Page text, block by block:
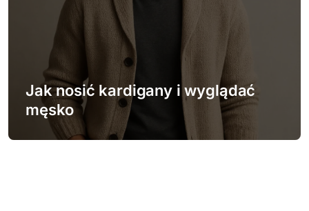
Jak nosić kardigany i wyglądać
męsko